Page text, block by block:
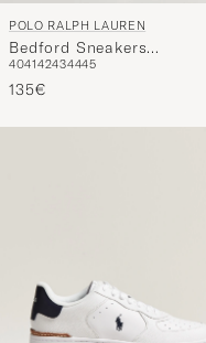
POLO RALPH LAUREN
Bedford Sneakers
White/Black
404142434445
135€